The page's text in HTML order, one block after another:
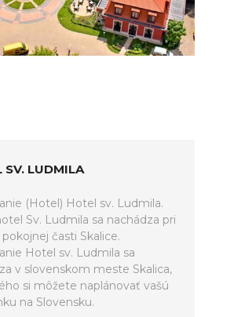
SV. LUDMILA
(Hotel) Hotel sv. Ludmila.
Sv. Ludmila sa nachádza pri
časti Skalice.
Hotel sv. Ludmila sa
v slovenskom meste Skalica,
si môžete naplánovať vašú
na Slovensku.